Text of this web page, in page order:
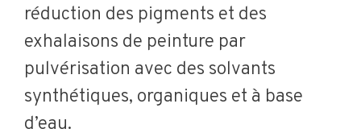
réduction des pigments et des
exhalaisons de peinture par
pulvérisation avec des solvants
synthétiques, organiques et à base
d’eau.